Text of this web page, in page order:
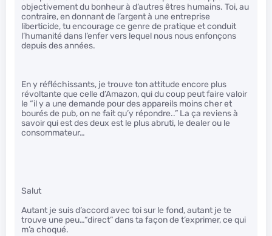
objectivement du bonheur à d’autres êtres humains. Toi, au
contraire, en donnant de l’argent à une entreprise
liberticide, tu encourage ce genre de pratique et conduit
l’humanité dans l’enfer vers lequel nous nous enfonçons
depuis des années.
En y réfléchissants, je trouve ton attitude encore plus
révoltante que celle d’Amazon, qui du coup peut faire valoir
le “il y a une demande pour des appareils moins cher et
bourés de pub, on ne fait qu’y répondre..” La ça reviens à
savoir qui est des deux est le plus abruti, le dealer ou le
consommateur…
Salut
Autant je suis d’accord avec toi sur le fond, autant je te
trouve une peu…“direct” dans ta façon de t’exprimer, ce qui
m’a choqué.